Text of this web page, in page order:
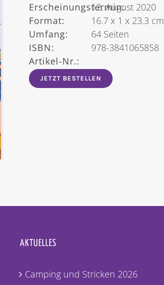
Erscheinungstermin:
12. August 2020
Format:
16.7 x 1 x 23.3 cm
Umfang:
64 Seiten
ISBN:
978-3841065858
Artikel-Nr.:
JETZT BESTELLEN
AKTUELLES
Camping und Stricken 2026